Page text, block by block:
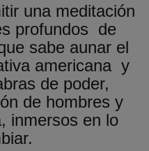
una meditación
profundos de
sabe aunar el
americana y
de poder,
de hombres y
inmersos en lo